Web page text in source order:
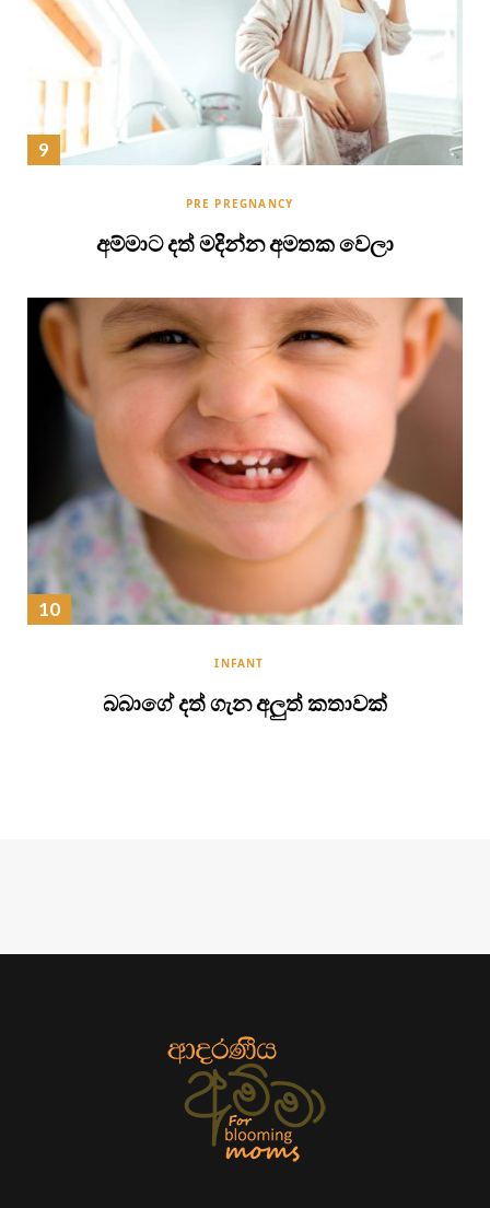
PRE PREGNANCY
අම්මාට දත් මදින්න අමතක වෙලා
INFANT
බබාගේ දත් ගැන අලුත් කතාවක්